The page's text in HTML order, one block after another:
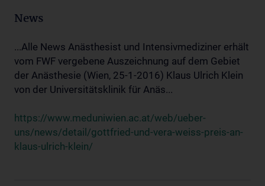
News
...Alle News Anästhesist und Intensivmediziner erhält
vom FWF vergebene Auszeichnung auf dem Gebiet
der Anästhesie (Wien, 25-1-2016) Klaus Ulrich Klein
von der Universitätsklinik für Anäs...
https://www.meduniwien.ac.at/web/ueber-
uns/news/detail/gottfried-und-vera-weiss-preis-an-
klaus-ulrich-klein/